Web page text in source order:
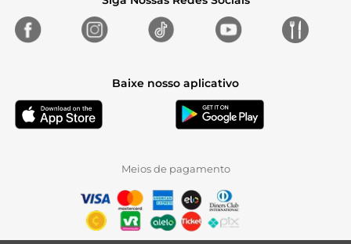
Baixe nosso aplicativo
Meios de pagamento